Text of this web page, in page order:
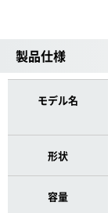
製品仕様
モデル名
形状
容量